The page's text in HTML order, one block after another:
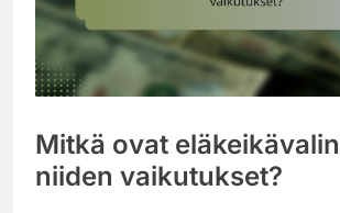
Mitkä ovat
niiden vaikutukset?